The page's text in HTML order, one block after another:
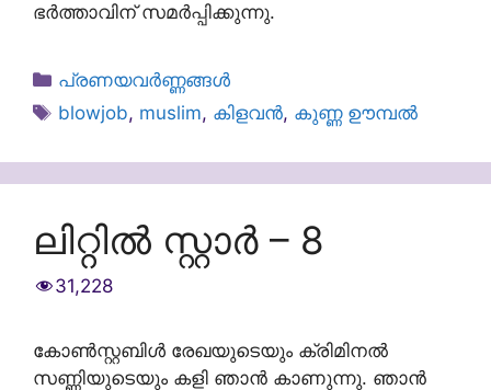
ഭർത്താവിന് സമർപ്പിക്കുന്നു.
Categories
പ്രണയവർണ്ണങ്ങൾ
Tags
blowjob, muslim, കിളവൻ, കുണ്ണ ഊമ്പൽ
ലിറ്റിൽ സ്റ്റാർ – 8
31,228
കോൺസ്റ്റബിൾ രേഖയുടെയും ക്രിമിനൽ
സണ്ണിയുടെയും കളി ഞാൻ കാണുന്നു. ഞാൻ